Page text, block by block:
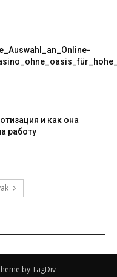
и как она
работу
by TagDiv